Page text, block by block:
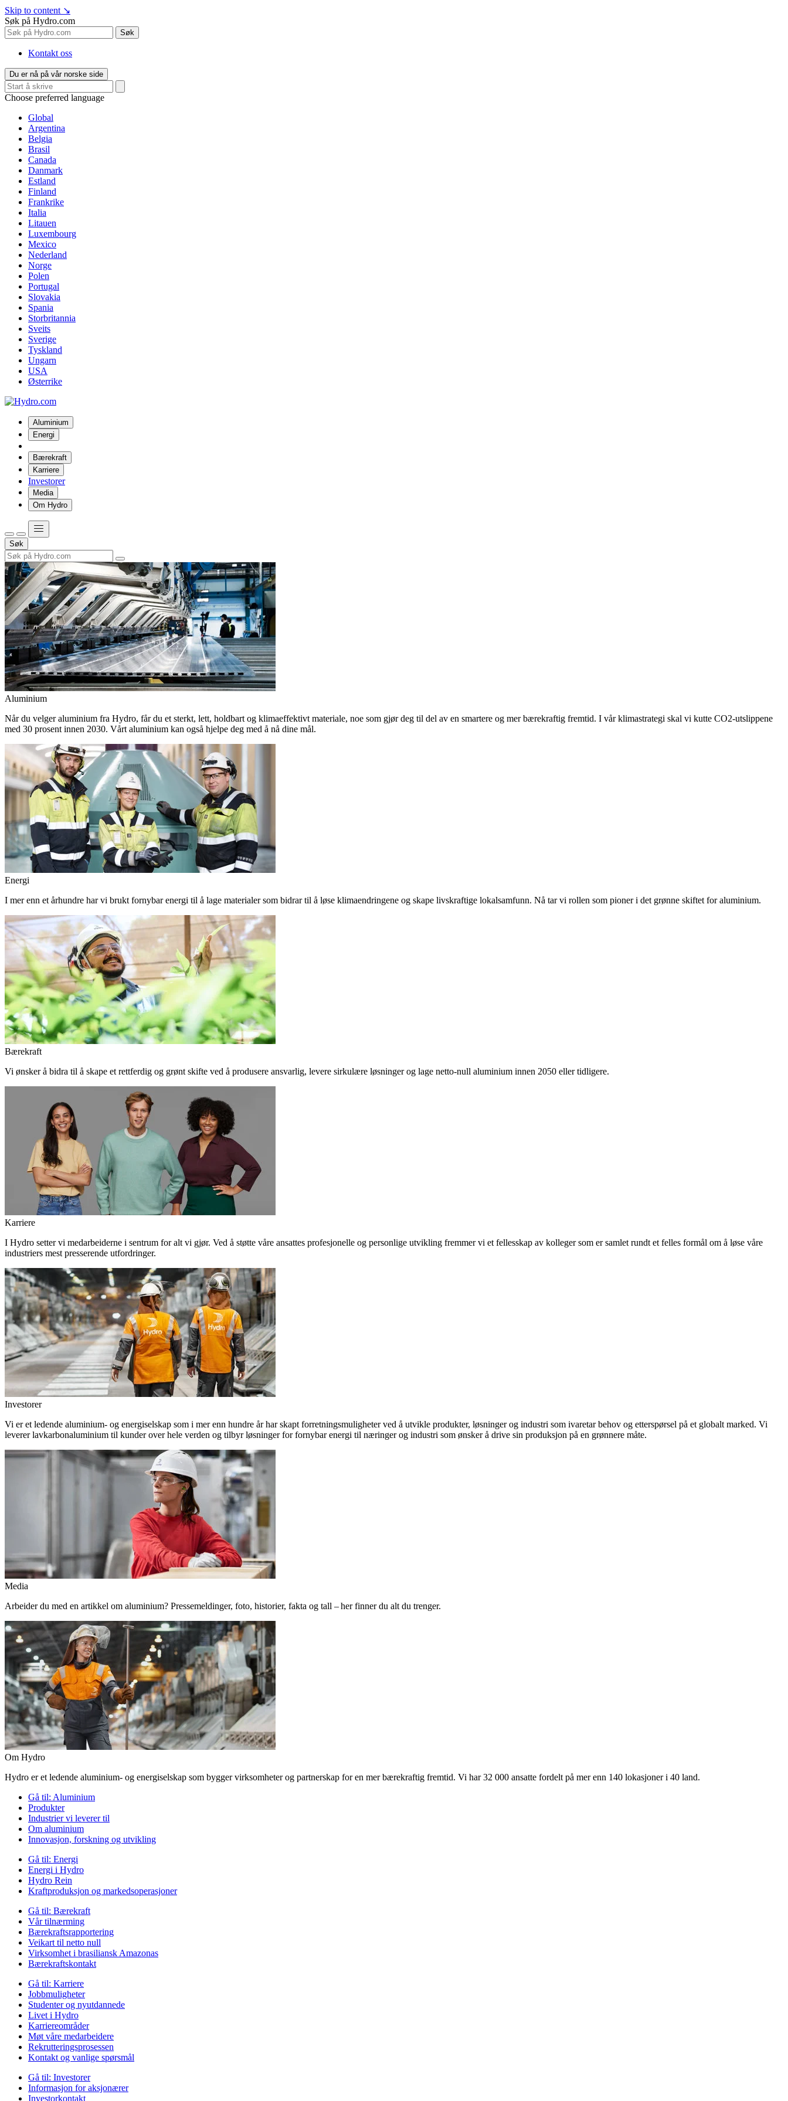
Skip to content ↘
Søk på Hydro.com
Søk
Kontakt oss
Du er nå på vår norske side
Choose preferred language
Global
Argentina
Belgia
Brasil
Canada
Danmark
Estland
Finland
Frankrike
Italia
Litauen
Luxembourg
Mexico
Nederland
Norge
Polen
Portugal
Slovakia
Spania
Storbritannia
Sveits
Sverige
Tyskland
Ungarn
USA
Østerrike
Aluminium
Energi
Bærekraft
Karriere
Investorer
Media
Om Hydro
Søk
Aluminium
Når du velger aluminium fra Hydro, får du et sterkt, lett, holdbart og klimaeffektivt materiale, noe som gjør deg til del av en smartere og mer bærekraftig fremtid. I vår klimastrategi skal vi kutte CO2-utslippene
med 30 prosent innen 2030. Vårt aluminium kan også hjelpe deg med å nå dine mål.
Energi
I mer enn et århundre har vi brukt fornybar energi til å lage materialer som bidrar til å løse klimaendringene og skape livskraftige lokalsamfunn. Nå tar vi rollen som pioner i det grønne skiftet for aluminium.
Bærekraft
Vi ønsker å bidra til å skape et rettferdig og grønt skifte ved å produsere ansvarlig, levere sirkulære løsninger og lage netto-null aluminium innen 2050 eller tidligere.
Karriere
I Hydro setter vi medarbeiderne i sentrum for alt vi gjør. Ved å støtte våre ansattes profesjonelle og personlige utvikling fremmer vi et fellesskap av kolleger som er samlet rundt et felles formål om å løse våre
industriers mest presserende utfordringer.
Investorer
Vi er et ledende aluminium- og energiselskap som i mer enn hundre år har skapt forretningsmuligheter ved å utvikle produkter, løsninger og industri som ivaretar behov og etterspørsel på et globalt marked. Vi
leverer lavkarbonaluminium til kunder over hele verden og tilbyr løsninger for fornybar energi til næringer og industri som ønsker å drive sin produksjon på en grønnere måte.
Media
Arbeider du med en artikkel om aluminium? Pressemeldinger, foto, historier, fakta og tall – her finner du alt du trenger.
Om Hydro
Hydro er et ledende aluminium- og energiselskap som bygger virksomheter og partnerskap for en mer bærekraftig fremtid. Vi har 32 000 ansatte fordelt på mer enn 140 lokasjoner i 40 land.
Gå til: Aluminium
Produkter
Industrier vi leverer til
Om aluminium
Innovasjon, forskning og utvikling
Gå til: Energi
Energi i Hydro
Hydro Rein
Kraftproduksjon og markedsoperasjoner
Gå til: Bærekraft
Vår tilnærming
Bærekraftsrapportering
Veikart til netto null
Virksomhet i brasiliansk Amazonas
Bærekraftskontakt
Gå til: Karriere
Jobbmuligheter
Studenter og nyutdannede
Livet i Hydro
Karriereområder
Møt våre medarbeidere
Rekrutteringsprosessen
Kontakt og vanlige spørsmål
Gå til: Investorer
Informasjon for aksjonærer
Investorkontakt